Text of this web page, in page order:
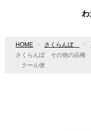
わ
HOME さくらんぼ
さくらんぼ その他の品
クール便